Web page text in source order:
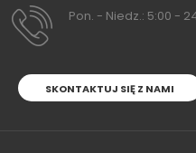
Pon. - Niedz.: 5:00 -
SKONTAKTUJ SIĘ Z NAMI